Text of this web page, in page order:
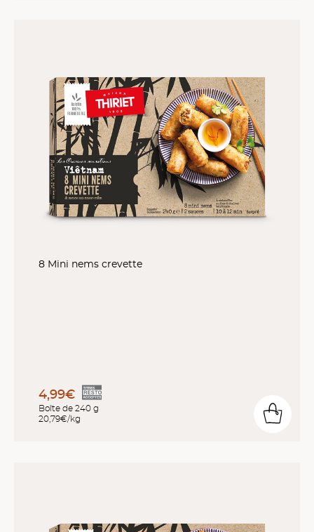
8 Mini nems crevette
4,99€
Boîte de 240 g
20,79€/kg